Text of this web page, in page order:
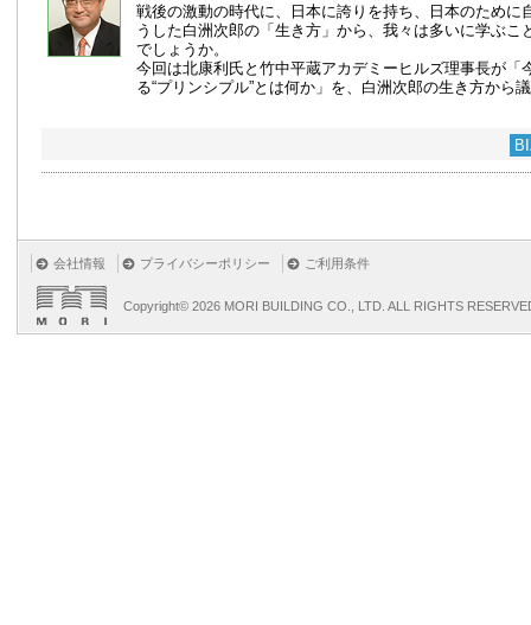
戦後の激動の時代に、日本に誇りを持ち、日本のために
うした白洲次郎の「生き方」から、我々は多いに学ぶこ
でしょうか。
今回は北康利氏と竹中平蔵アカデミーヒルズ理事長が「
る“プリンシプル”とは何か」を、白洲次郎の生き方から
会社情報 プライバシーポリシー ご利用条件
Copyright© 2026 MORI BUILDING CO., LTD. ALL RIGHTS